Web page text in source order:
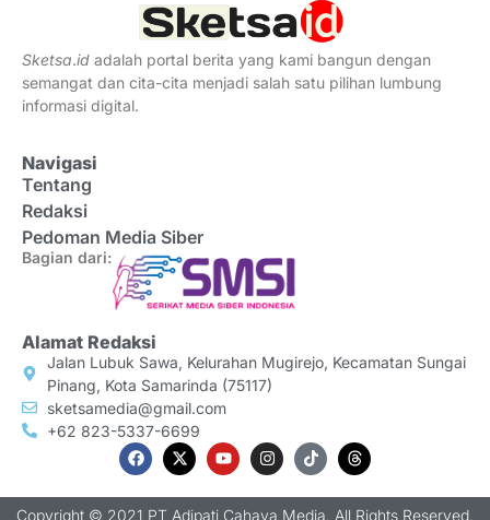
Sketsa.id adalah portal berita yang kami bangun dengan
semangat dan cita-cita menjadi salah satu pilihan lumbung
informasi digital.
Navigasi
Tentang
Redaksi
Pedoman Media Siber
Bagian dari:
Alamat Redaksi
Jalan Lubuk Sawa, Kelurahan Mugirejo, Kecamatan Sungai
Pinang, Kota Samarinda (75117)
sketsamedia@gmail.com
+62 823-5337-6699
Copyright © 2021 PT Adipati Cahaya Media, All Rights Reserved.